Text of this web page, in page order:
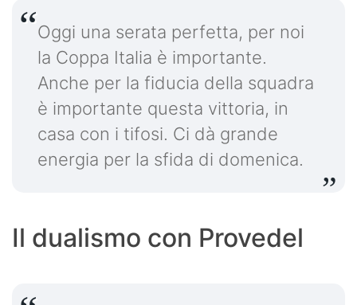
Oggi una serata perfetta, per noi
la Coppa Italia è importante.
Anche per la fiducia della squadra
è importante questa vittoria, in
casa con i tifosi. Ci dà grande
energia per la sfida di domenica.
Il dualismo con Provedel